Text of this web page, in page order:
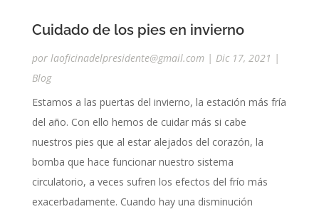
Cuidado de los pies en invierno
por laoficinadelpresidente@gmail.com| Dic 17, 2021 |
Blog
Estamos a las puertas del invierno, la estación más fría
del año. Con ello hemos de cuidar más si cabe
nuestros pies que al estar alejados del corazón, la
bomba que hace funcionar nuestro sistema
circulatorio, a veces sufren los efectos del frío más
exacerbadamente. Cuando hay una disminución